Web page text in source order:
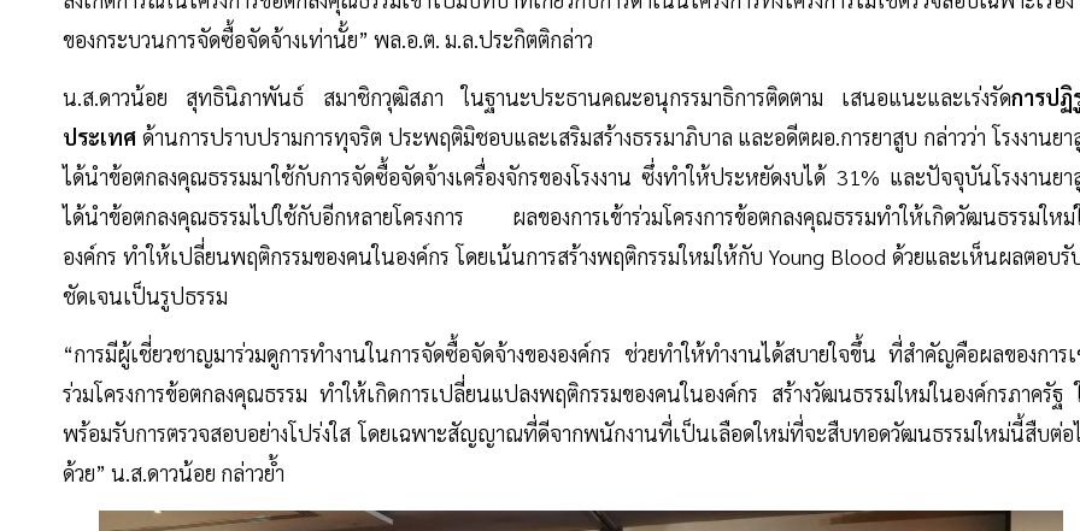
ของกระบวนการจัดซื้อจัดจ้างเท่านั้ย” พล.อ.ต. ม.ล.ประกิตติกล่าว
น.ส.ดาวน้อย สุทธินิภาพันธ์ สมาชิกวุฒิสภา ในฐานะประธานคณะอนุกรรมาธิการติดตาม เสนอแนะและเร่งรัดการปฏิ
ประเทศ ด้านการปราบปรามการทุจริต ประพฤติมิชอบและเสริมสร้างธรรมาภิบาล และอดีตผอ.การยาสูบ กล่าวว่า โรงงานย
ได้นำข้อตกลงคุณธรรมมาใช้กับการจัดซื้อจัดจ้างเครื่องจักรของโรงงาน ซึ่งทำให้ประหยัดงบได้ 31% และปัจจุบันโรงงานย
ได้นำข้อตกลงคุณธรรมไปใช้กับอีกหลายโครงการ ผลของการเข้าร่วมโครงการข้อตกลงคุณธรรมทำให้เกิดวัฒนธรรมใหม่
องค์กร ทำให้เปลี่ยนพฤติกรรมของคนในองค์กร โดยเน้นการสร้างพฤติกรรมใหม่ให้กับ Young Blood ด้วยและเห็นผลตอบรั
ชัดเจนเป็นรูปธรรม
“การมีผู้เชี่ยวชาญมาร่วมดูการทำงานในการจัดซื้อจัดจ้างขององค์กร ช่วยทำให้ทำงานได้สบายใจขึ้น ที่สำคัญคือผลของการ
ร่วมโครงการข้อตกลงคุณธรรม ทำให้เกิดการเปลี่ยนแปลงพฤติกรรมของคนในองค์กร สร้างวัฒนธรรมใหม่ในองค์กรภาครัฐ
พร้อมรับการตรวจสอบอย่างโปร่งใส โดยเฉพาะสัญญาณที่ดีจากพนักงานที่เป็นเลือดใหม่ที่จะสืบทอดวัฒนธรรมใหม่นี้สืบต่อ
ด้วย” น.ส.ดาวน้อย กล่าวย้ำ